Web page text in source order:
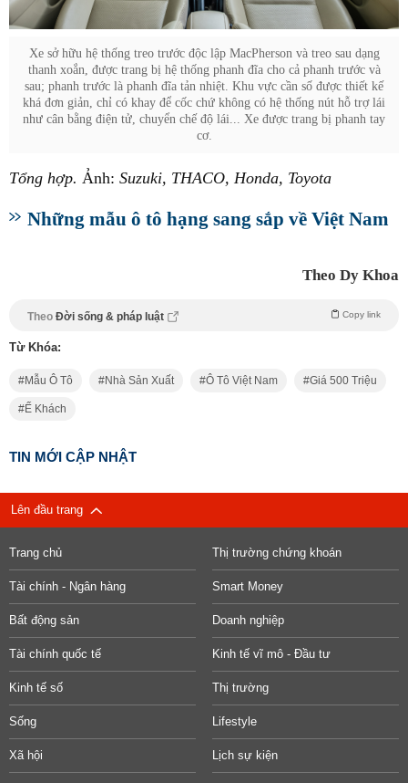
Xe sở hữu hệ thống treo trước độc lập MacPherson và treo sau dạng
thanh xoắn, được trang bị hệ thống phanh đĩa cho cả phanh trước và
sau; phanh trước là phanh đĩa tản nhiệt. Khu vực cần số được thiết kế
khá đơn giản, chỉ có khay để cốc chứ không có hệ thống nút hỗ trợ lái
như cân bằng điện tử, chuyển chế độ lái... Xe được trang bị phanh tay
cơ.
Tổng hợp. Ảnh: Suzuki, THACO, Honda, Toyota
Những mẫu ô tô hạng sang sắp về Việt Nam
Theo Dy Khoa
Theo Đời sống & pháp luật Copy link
Từ Khóa:
Mẫu Ô Tô Nhà Sản Xuất Ô Tô Việt Nam Giá 500 Triệu
Ế Khách
TIN MỚI CẬP NHẬT
Lên đầu trang
Trang chủ Thị trường chứng khoán
Tài chính - Ngân hàng Smart Money
Bất động sản Doanh nghiệp
Tài chính quốc tế Kinh tế vĩ mô - Đầu tư
Kinh tế số Thị trường
Sống Lifestyle
Xã hội Lịch sự kiện